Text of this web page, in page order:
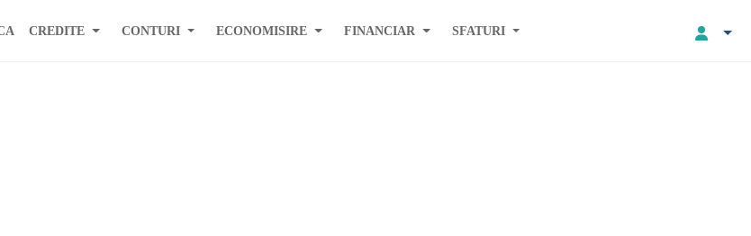
CREDITE CONTURI ECONOMISIRE FINANCIAR SFATURI